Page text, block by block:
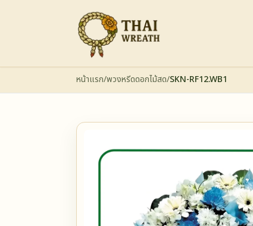
หน้าแรก/พวงหรีดดอกไม้สด/SKN-RF12.WB1